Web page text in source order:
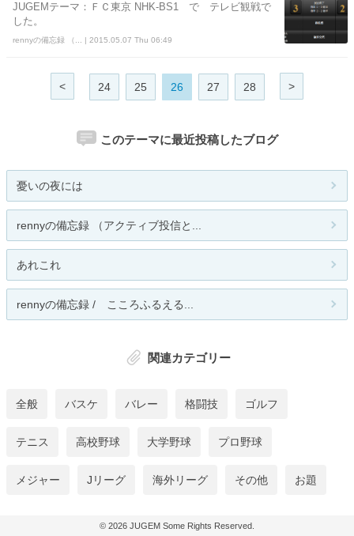
JUGEMテーマ：ＦＣ東京 NHK-BS1 で テレビ観戦で
した。
rennyの備忘録 （... | 2015.05.07 Thu 06:49
< 24 25 26 27 28 >
このテーマに最近投稿したブログ
憂いの夜には
rennyの備忘録 （アクティブ投信と...
あれこれ
rennyの備忘録 / こころふるえる...
関連カテゴリー
全般 バスケ バレー 格闘技 ゴルフ
テニス 高校野球 大学野球 プロ野球
メジャー Jリーグ 海外リーグ その他 お題
© 2026 JUGEM Some Rights Reserved.